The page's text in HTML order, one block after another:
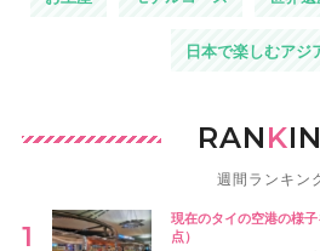
日本で楽しむアジ
RANK
週間ランキン
現在のタイの空港の様
点）